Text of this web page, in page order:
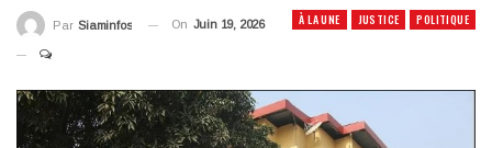
À LA UNE JUSTICE POLITIQUE
Par Siaminfos On Juin 19, 2026